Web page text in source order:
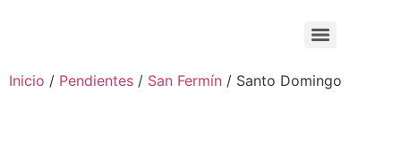
Inicio / Pendientes / San Fermín / Santo Domingo